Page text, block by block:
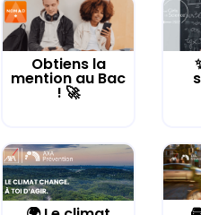
Obtiens la
mention au Bac
! 🚀